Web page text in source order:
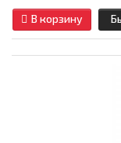
В корзину